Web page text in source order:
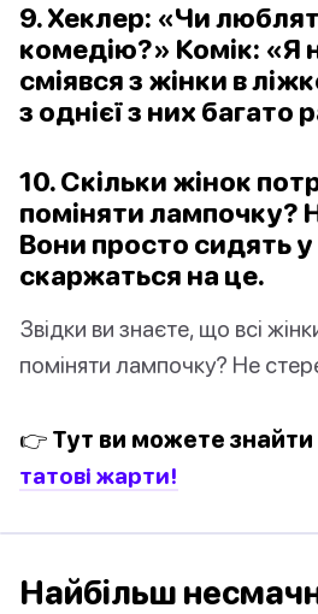
9. Хеклер: «Чи
комедію?» Комік: «Я
сміявся з жінки в
з однієї з них багато
10. Скільки жінок
поміняти лампочку?
Вони просто сидять у
скаржаться на це.
Звідки ви знаєте, що всі
поміняти лампочку? Не
👉 Тут ви можете
татові жарти!
Найбільш